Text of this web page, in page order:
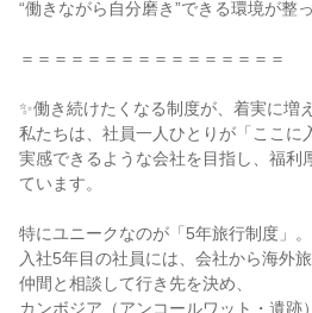
“働きながら自分磨き”できる環境が整
＝＝＝＝＝＝＝＝＝＝＝＝＝＝＝＝
✨働き続けたくなる制度が、着実に増
私たちは、社員一人ひとりが「ここに
実感できるような会社を目指し、福利
ています。
特にユニークなのが「5年旅行制度」。
入社5年目の社員には、会社から海外
仲間と相談して行き先を決め、
カンボジア（アンコールワット・遺跡